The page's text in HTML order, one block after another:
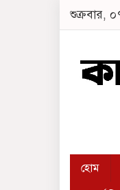
শুক্রবার,
হোম